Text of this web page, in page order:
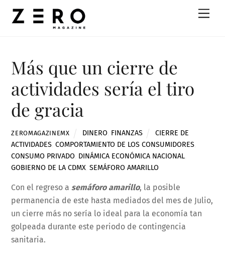
Más que un cierre de
actividades sería el tiro
de gracia
ZEROMAGAZINEMX DINERO, FINANZAS
CIERRE DE
ACTIVIDADES ,COMPORTAMIENTO DE LOS CONSUMIDORES
CONSUMO PRIVADO DINÁMICA ECONÓMICA NACIONAL
GOBIERNO DE LA CDMX ,SEMÁFORO AMARILLO
Con el regreso asemáforo amarillo, la posible
permanencia de este hasta mediados del mes de Julio,
un cierre más no sería lo ideal para la economía tan
golpeada durante este periodo de contingencia
sanitaria.